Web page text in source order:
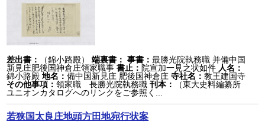
差出書： （錦小路殿） 端裏書： 事書：最勝光院執務職 并備中国
新見庄肥後国神倉庄領家職事 書止： 院宣加一見之状如件 人名：
錦小路殿 地名：備中国新見庄 肥後国神倉庄 寺社名：教王建国寺
その他事項：領家職 長勝光院執務職 刊本：
（東大史料編纂所
ユニオンカタログへのリンクをご参照く...
若狭国太良庄地頭方田地宛行状案